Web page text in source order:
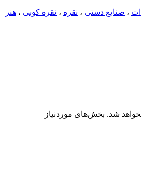
، صنایع دستی ، نقره ، نقره کوبی ، هنر
شد. بخش‌های موردنیاز